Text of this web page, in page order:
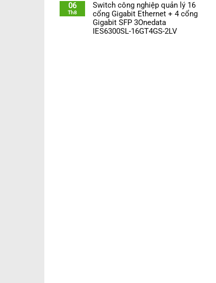
06
Th8
Switch công nghiệp quản lý 16
cổng Gigabit Ethernet + 4 cổng
Gigabit SFP 3Onedata
IES6300SL-16GT4GS-2LV